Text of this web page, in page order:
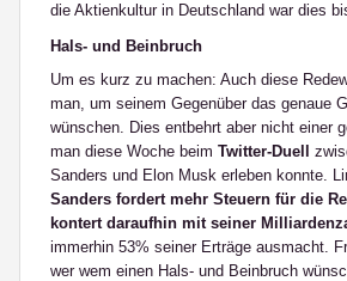
die Aktienkultur in Deutschland war dies
Hals- und Beinbruch
Um es kurz zu machen: Auch diese
man, um seinem Gegenüber das genaue
wünschen. Dies entbehrt aber nicht einer
man diese Woche beim Twitter-Duell
Sanders und Elon Musk erleben konnte.
Sanders fordert mehr Steuern für die
kontert daraufhin mit seiner
immerhin 53% seiner Erträge ausmacht.
wer wem einen Hals- und Beinbruch